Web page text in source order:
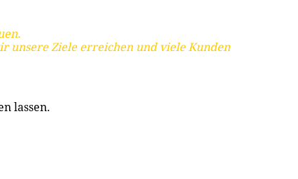
unsere Ziele erreichen und viele Kunden
lassen.